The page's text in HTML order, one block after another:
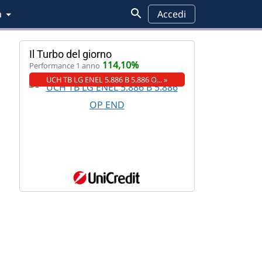
Accedi
Il Turbo del giorno
Performance 1 anno 114,10%
UCH TB LG ENEL 5.886 B 5.886 O… »